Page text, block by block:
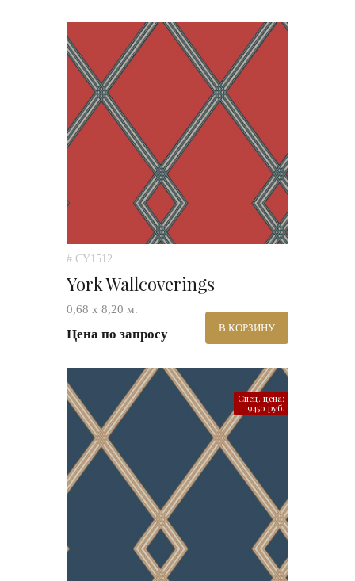
# CY1512
York Wallcoverings
0,68 х 8,20 м.
Цена по запросу В КОРЗИНУ
Спец. цена:
9450 руб.